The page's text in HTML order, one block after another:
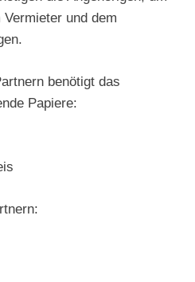
und dem
benötigt das
Papiere: